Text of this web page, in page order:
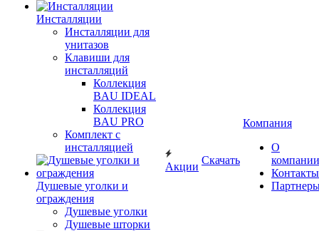
Инсталляции
Инсталляции для
унитазов
Клавиши для
инсталляций
Коллекция
BAU IDEAL
Коллекция
BAU PRO
Комплект с
инсталляцией
Душевые уголки и
ограждения
Душевые уголки
Душевые шторки
Акции
Скачать
Компания
О
компании
Контакты